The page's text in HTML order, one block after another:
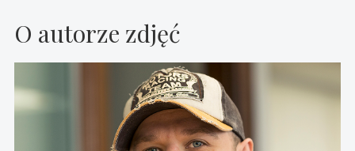
O autorze zdjęć